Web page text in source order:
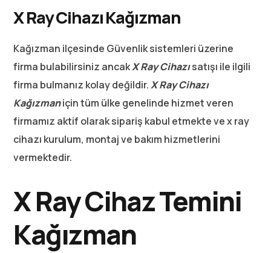
X Ray Cihazı Kağızman
Kağızman ilçesinde Güvenlik sistemleri üzerine
firma bulabilirsiniz ancakX Ray Cihazısatışı ile ilgili
firma bulmanız kolay değildir.X Ray Cihazı
Kağızmaniçin tüm ülke genelinde hizmet veren
firmamız aktif olarak sipariş kabul etmekte ve x ray
cihazı kurulum, montaj ve bakım hizmetlerini
vermektedir.
X Ray Cihaz Temini
Kağızman